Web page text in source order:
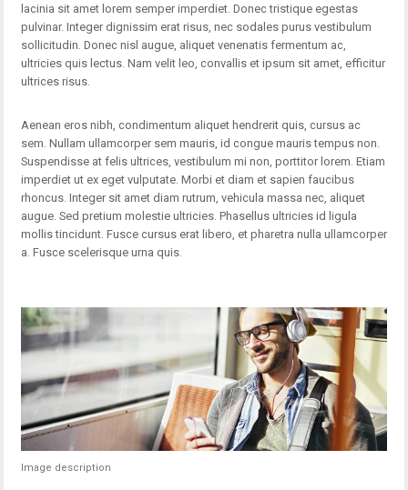
lacinia sit amet lorem semper imperdiet. Donec tristique egestas
pulvinar. Integer dignissim erat risus, nec sodales purus vestibulum
sollicitudin. Donec nisl augue, aliquet venenatis fermentum ac,
ultricies quis lectus. Nam velit leo, convallis et ipsum sit amet, efficitur
ultrices risus.
Aenean eros nibh, condimentum aliquet hendrerit quis, cursus ac
sem. Nullam ullamcorper sem mauris, id congue mauris tempus non.
Suspendisse at felis ultrices, vestibulum mi non, porttitor lorem. Etiam
imperdiet ut ex eget vulputate. Morbi et diam et sapien faucibus
rhoncus. Integer sit amet diam rutrum, vehicula massa nec, aliquet
augue. Sed pretium molestie ultricies. Phasellus ultricies id ligula
mollis tincidunt. Fusce cursus erat libero, et pharetra nulla ullamcorper
a. Fusce scelerisque urna quis.
Image description